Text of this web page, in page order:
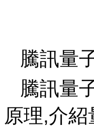
騰訊量
騰訊量
原理,介紹